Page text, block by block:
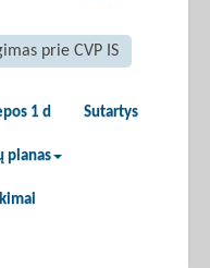
prie CVP IS
1 d Sutartys
planas